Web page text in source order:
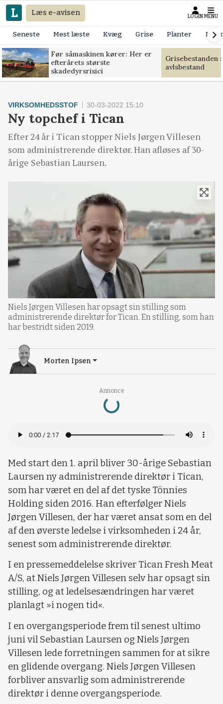
Læs e-avisen LOGIN MENU
Seneste Mest læste Kvæg Grise Planter
Før såmaskinen kører: Her er
efterårets største
skadedyrsrisici
Grisebestanden
avlsbestand
Annonce
Loading...
VIRKSOMHEDSSTOF 30-03-2022 15:10
Ny topchef i Tican
Efter 24 år i Tican stopper Niels Jørgen Villesen
som administrerende direktør. Han afløses af 30-
årige Sebastian Laursen.
Niels Jørgen Villesen har opsagt sin stilling som
administrerende direktør for Tican. En stilling, som han
har bestridt siden 2019.
Morten Ipsen
Med start den 1. april bliver 30-årige Sebastian
Laursen ny administrerende direktør i Tican,
som har været en del af det tyske Tönnies
Holding siden 2016. Han efterfølger Niels
Jørgen Villesen, der har været ansat som en del
af den øverste ledelse i virksomheden i 24 år,
senest som administrerende direktør.
I en pressemeddelelse skriver Tican Fresh Meat
A/S, at Niels Jørgen Villesen selv har opsagt sin
stilling, og at ledelsesændringen har været
planlagt »i nogen tid«.
I en overgangsperiode frem til senest ultimo
juni vil Sebastian Laursen og Niels Jørgen
Villesen lede forretningen sammen for at sikre
en glidende overgang. Niels Jørgen Villesen
forbliver ansvarlig som administrerende
direktør i denne overgangsperiode.